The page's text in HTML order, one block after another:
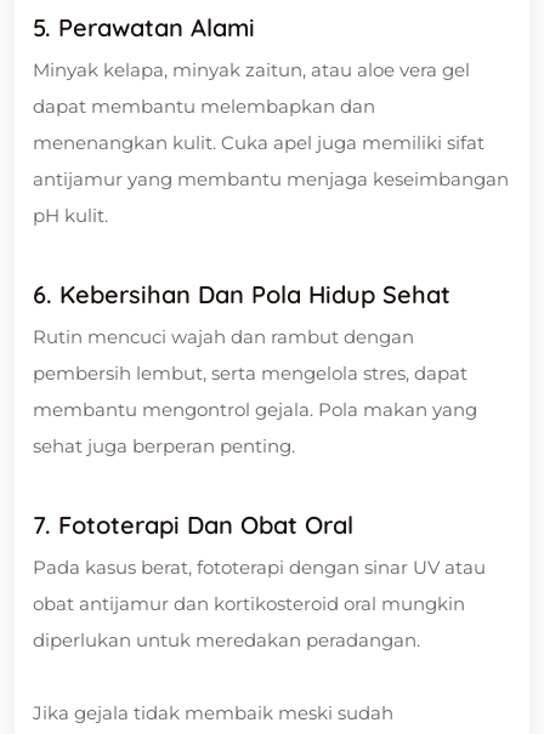
5. Perawatan Alami
Minyak kelapa, minyak zaitun, atau aloe vera gel
dapat membantu melembapkan dan
menenangkan kulit. Cuka apel juga memiliki sifat
antijamur yang membantu menjaga keseimbangan
pH kulit.
6. Kebersihan Dan Pola Hidup Sehat
Rutin mencuci wajah dan rambut dengan
pembersih lembut, serta mengelola stres, dapat
membantu mengontrol gejala. Pola makan yang
sehat juga berperan penting.
7. Fototerapi Dan Obat Oral
Pada kasus berat, fototerapi dengan sinar UV atau
obat antijamur dan kortikosteroid oral mungkin
diperlukan untuk meredakan peradangan.
Jika gejala tidak membaik meski sudah